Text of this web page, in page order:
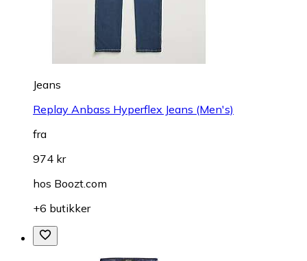
Jeans
Replay Anbass Hyperflex Jeans (Men's)
fra
974 kr
hos Boozt.com
+6 butikker